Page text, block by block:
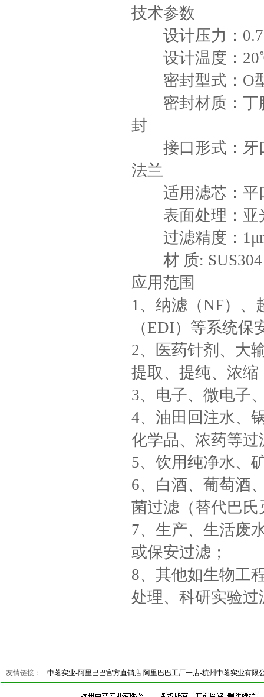
技术参数
设计压力：
设计温度：
密封型式：O
密封材质：丁腈
封
接口形式：牙口
法兰
适用滤芯：平
表面处理：亚
过滤精度：
材 质: SUS304
应用范围
1、纳滤（NF）、
（EDI）等系统
2、医药针剂、大
提取、提纯、浓
3、电子、微电子
4、油田回注水、
化学品、浓药等
5、饮用纯净水、
6、白酒、葡萄酒
菌过滤（替代巴
7、生产、生活废
或保安过滤；
8、其他如生物工
处理、科研实验过
友情链接： 中茗实业-阿里巴巴官方直销店 阿里巴巴工厂一店-杭州中茗实业有限